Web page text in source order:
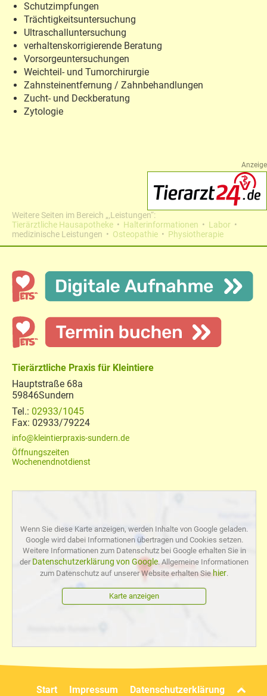
Schutzimpfungen
Trächtigkeitsuntersuchung
Ultraschalluntersuchung
verhaltenskorrigierende Beratung
Vorsorgeuntersuchungen
Weichteil- und Tumorchirurgie
Zahnsteinentfernung / Zahnbehandlungen
Zucht- und Deckberatung
Zytologie
Anzeige
Weitere Seiten im Bereich „‚Leistungen“:
Tierärztliche Hausapotheke
Halterinformationen
Labor
medizinische Leistungen
Osteopathie Physiotherapie
Tierärztliche Praxis für Kleintiere
Hauptstraße 68a
59846Sundern
02933/1045
02933/79224
info@kleintierpraxis-sundern.de
Öffnungszeiten
Wochenendnotdienst
Wenn Sie diese Karte anzeigen, werden Inhalte von Google geladen.
Google wird dabei Informationen übertragen und Cookies setzen.
Weitere Informationen zum Datenschutz bei Google erhalten Sie in
der Datenschutzerklärung von Google. Allgemeine Informationen
zum Datenschutz auf unserer Website erhalten Sie hier.
Karte anzeigen
Start Impressum Datenschutzerklärung
Zum Seitenanfang